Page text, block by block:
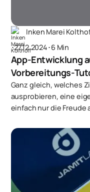
Inken Marei
･27.12.2024･6 Min
App-Entwicklung
Vorbereitungs-
Ganz gleich, welches
ausprobieren, eine
einfach nur die Freude